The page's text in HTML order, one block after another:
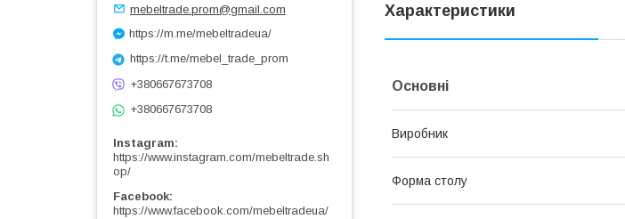
Характеристики
Основні
Виробник
Форма столу
mebeltrade.prom@gmail.com
https://m.me/mebeltradeua/
https://t.me/mebel_trade_prom
+380667673708
+380667673708
Instagram
https://www.instagram.com/mebeltrade.sh
op/
Facebook
https://www.facebook.com/mebeltradeua/